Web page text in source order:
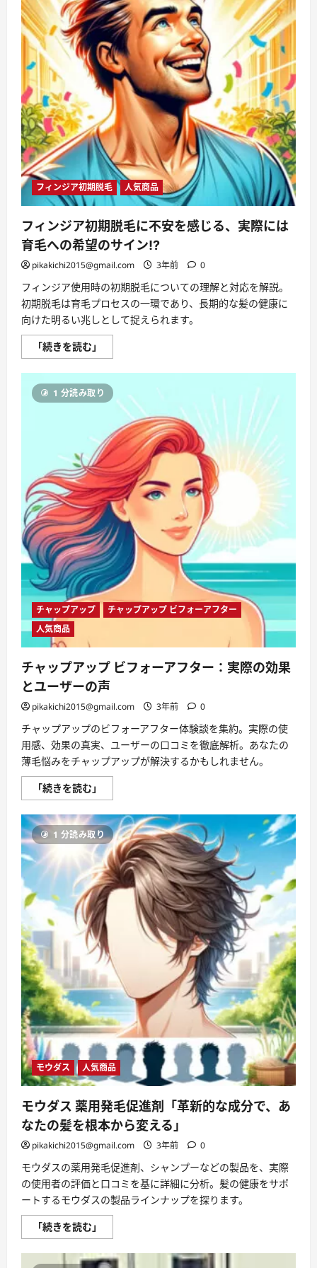
ッ
プ
で
自
信
を
取
り
戻
せ！
つ
い
て
さ
ら
に
読
む
フィンジア初期脱毛 人気商品
フィンジア初期脱毛に不安を感じる、実際には
育毛への希望のサイン!?
pikakichi2015@gmail.com 3年前 0
フィンジア使用時の初期脱毛についての理解と対応を解説。
初期脱毛は育毛プロセスの一環であり、長期的な髪の健康に
向けた明るい兆しとして捉えられます。
「続きを読む」
ィ
ジ
ア
初
期
に
不
安
を
感
じ
る、
実
際
に
は
育
毛
へ
の
希
望
の
サ
い
て
さ
ら
に
読
む
1 分読み取り
チャップアップ
チャップアップ ビフォーアフター
人気商品
チャップアップ ビフォーアフター：実際の効果
とユーザーの声
pikakichi2015@gmail.com 3年前 0
チャップアップのビフォーアフター体験談を集約。実際の使
用感、効果の真実、ユーザーの口コミを徹底解析。あなたの
薄毛悩みをチャップアップが解決するかもしれません。
「続きを読む」
ャ
プ
ア
ッ
プ
ビ
フ
ォ
ー
ア
フ
タ
ー：
実
際
の
効
果
と
ユ
ー
ザ
ー
の
声
に
つ
い
て
ら
に
読
む
1 分読み取り
モウダス 人気商品
モウダス 薬用発毛促進剤「革新的な成分で、あ
なたの髪を根本から変える」
pikakichi2015@gmail.com 3年前 0
モウダスの薬用発毛促進剤、シャンプーなどの製品を、実際
の使用者の評価と口コミを基に詳細に分析。髪の健康をサポ
ートするモウダスの製品ラインナップを探ります。
「続きを読む」
ウ
ス